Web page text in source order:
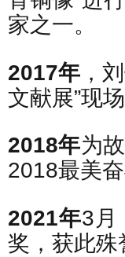
家之一。
2017年 ，
文献展”现场
2018年为
2018最美奋
2021年3月
奖，获此殊